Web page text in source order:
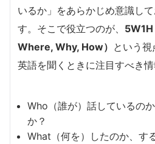
いるか」をあらかじめ意識し
す。そこで役立つのが、
Where, Why, How） という視
英語を聞くときに注目すべき情
Who（誰が）話しているの
か？
What（何を）したのか、す